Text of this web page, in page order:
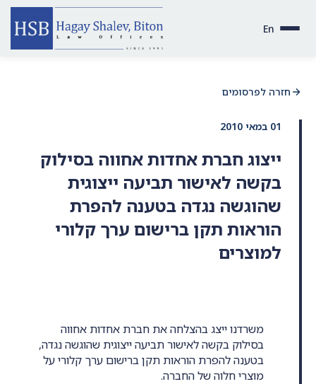
En
חזרה לפרסומים
01 במאי 2010
ייצוג חברת אחדות אחווה בסילוק
בקשה לאישור תביעה ייצוגית
שהוגשה נגדה בטענה להפרת
הוראות תקן ברישום ערך קלורי
למוצרים
משרדנו ייצג בהצלחה את חברת אחדות אחווה
בסילוק בקשה לאישור תביעה ייצוגית שהוגשה נגדה,
בטענה להפרת הוראות תקן ברישום ערך קלורי על
מוצרי חלוה של החברה.